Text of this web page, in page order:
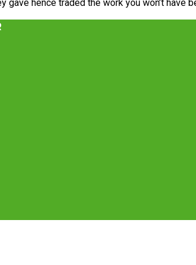
hence traded the work you won’t have